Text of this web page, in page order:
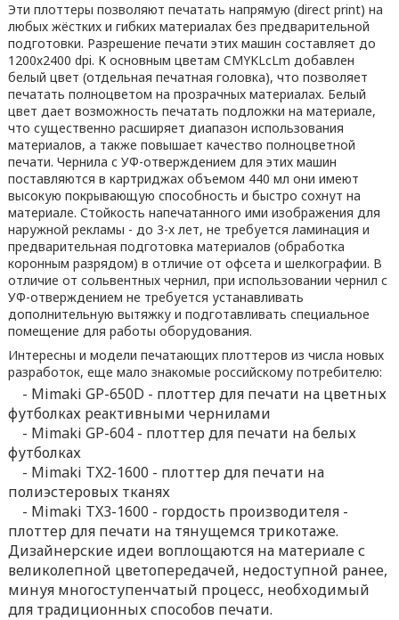
Эти плоттеры позволяют печатать напрямую (direct print) на
любых жёстких и гибких материалах без предварительной
подготовки. Разрешение печати этих машин составляет до
1200х2400 dpi. К основным цветам CMYKLcLm добавлен
белый цвет (отдельная печатная головка), что позволяет
печатать полноцветом на прозрачных материалах. Белый
цвет дает возможность печатать подложки на материале,
что существенно расширяет диапазон использования
материалов, а также повышает качество полноцветной
печати. Чернила с УФ-отверждением для этих машин
поставляются в картриджах объемом 440 мл они имеют
высокую покрывающую способность и быстро сохнут на
материале. Стойкость напечатанного ими изображения для
наружной рекламы - до 3-х лет, не требуется ламинация и
предварительная подготовка материалов (обработка
коронным разрядом) в отличие от офсета и шелкографии. В
отличие от сольвентных чернил, при использовании чернил с
УФ-отверждением не требуется устанавливать
дополнительную вытяжку и подготавливать специальное
помещение для работы оборудования.
Интересны и модели печатающих плоттеров из числа новых
разработок, еще мало знакомые российскому потребителю:
- Mimaki GP-650D - плоттер для печати на цветных
футболках реактивными чернилами
- Mimaki GP-604 - плоттер для печати на белых
футболках
- Mimaki TX2-1600 - плоттер для печати на
полиэстеровых тканях
- Mimaki TX3-1600 - гордость производителя -
плоттер для печати на тянущемся трикотаже.
Дизайнерские идеи воплощаются на материале с
великолепной цветопередачей, недоступной ранее,
минуя многоступенчатый процесс, необходимый
для традиционных способов печати.